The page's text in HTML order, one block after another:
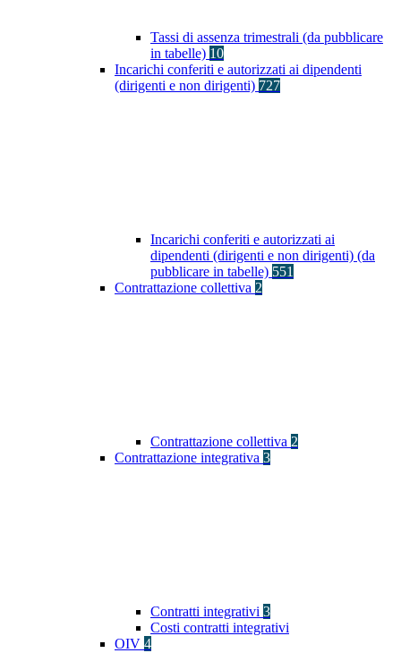
Tassi di assenza trimestrali (da pubblicare
in tabelle) 10
Incarichi conferiti e autorizzati ai dipendenti
(dirigenti e non dirigenti) 727
Incarichi conferiti e autorizzati ai
dipendenti (dirigenti e non dirigenti) (da
pubblicare in tabelle) 551
Contrattazione collettiva 2
Contrattazione collettiva 2
Contrattazione integrativa 3
Contratti integrativi 3
Costi contratti integrativi
OIV 4